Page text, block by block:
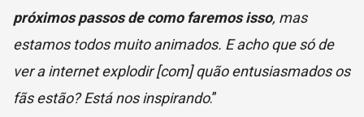
próximos passos de como faremos isso, mas
estamos todos muito animados. E acho que só de
ver a internet explodir [com] quão entusiasmados os
fãs estão? Está nos inspirando.”